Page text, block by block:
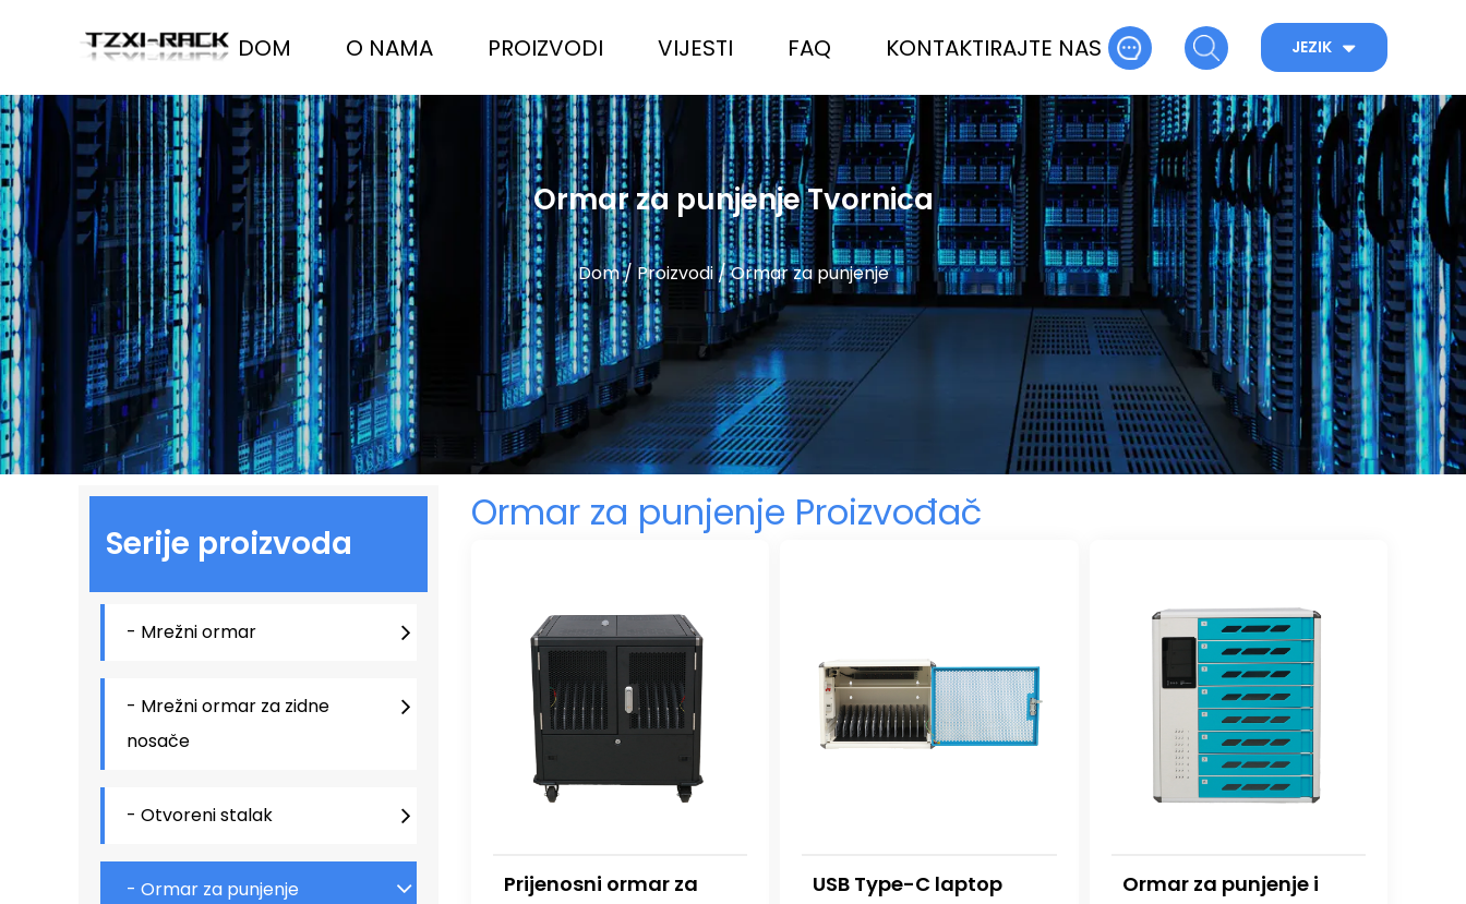
DOM O NAMA PROIZVODI VIJESTI FAQ KONTAKTIRAJTE NAS JEZIK
Ormar za punjenje Tvornica
Dom/Proizvodi/Ormar za punjenje
Serije proizvoda
- Mrežni ormar
- Mrežni ormar za zidne
nosače
- Otvoreni stalak
- Ormar za punjenje
Ormar za punjenje Proizvođač
Prijenosni ormar za
USB Type-C laptop
Ormar za punjenje i